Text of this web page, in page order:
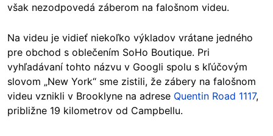
však nezodpovedá záberom na falošnom videu.
Na videu je vidieť niekoľko výkladov vrátane jedného
pre obchod s oblečením SoHo Boutique. Pri
vyhľadávaní tohto názvu v Googli spolu s kľúčovým
slovom „New York“ sme zistili, že zábery na falošnom
videu vznikli v Brooklyne na adrese Quentin Road 1117,
približne 19 kilometrov od Campbellu.